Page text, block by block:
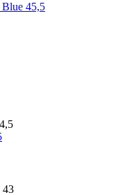
Blue 45,5